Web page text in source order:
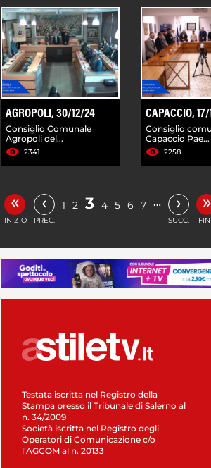
AGROPOLI, 30/12/24
Consiglio Comunale
Agropoli del...
2341
CAPACCIO,
Consiglio
Capaccio Pae...
2258
«
INIZIO
‹
PREC.
1 2 3 4 5 6 7 … ›
SUCC.
»
Testata iscritta nel Registro della
Stampa presso il Tribunale di Salerno al
n. 34/2009
Società iscritta nel Registro degli
Operatori di Comunicazione c/o
l’AGCOM al n. 20133